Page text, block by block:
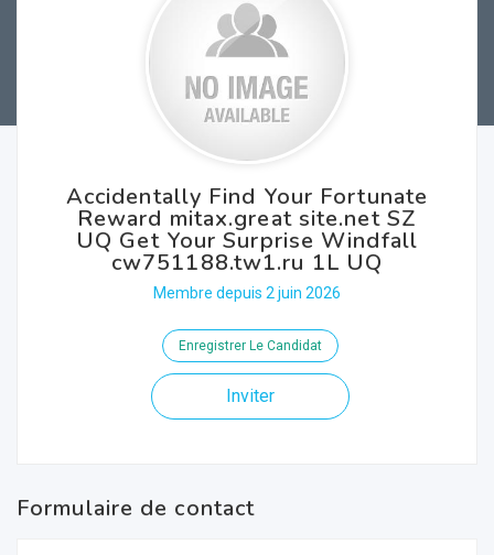
Accidentally Find Your Fortunate
Reward mitax.great site.net SZ
UQ Get Your Surprise Windfall
cw751188.tw1.ru 1L UQ
Membre depuis 2 juin 2026
Enregistrer Le Candidat
Inviter
Formulaire de contact